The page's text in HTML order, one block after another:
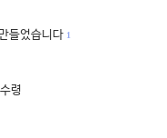
들었습니다 1
령